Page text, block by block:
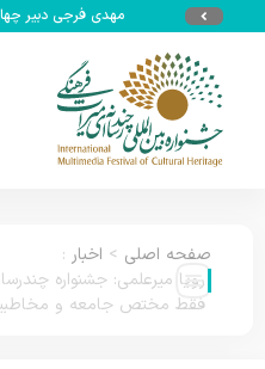
مهدی فرجی دبیر
صفحه اصلی > اخبار :
رویا میرعلمی: جشنواره
فقط مختص جامعه و